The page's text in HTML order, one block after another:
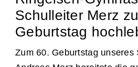
Schulleiter Merz
Geburtstag
Zum 60. Geburtstag unseres